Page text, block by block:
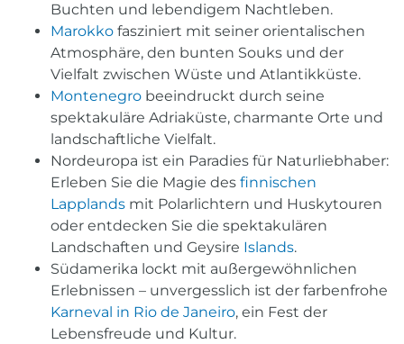
Buchten und lebendigem Nachtleben.
Marokko fasziniert mit seiner orientalischen
Atmosphäre, den bunten Souks und der
Vielfalt zwischen Wüste und Atlantikküste.
Montenegro beeindruckt durch seine
spektakuläre Adriaküste, charmante Orte und
landschaftliche Vielfalt.
Nordeuropa ist ein Paradies für Naturliebhaber:
Erleben Sie die Magie des finnischen
Lapplands mit Polarlichtern und Huskytouren
oder entdecken Sie die spektakulären
Landschaften und Geysire Islands.
Südamerika lockt mit außergewöhnlichen
Erlebnissen – unvergesslich ist der farbenfrohe
Karneval in Rio de Janeiro, ein Fest der
Lebensfreude und Kultur.